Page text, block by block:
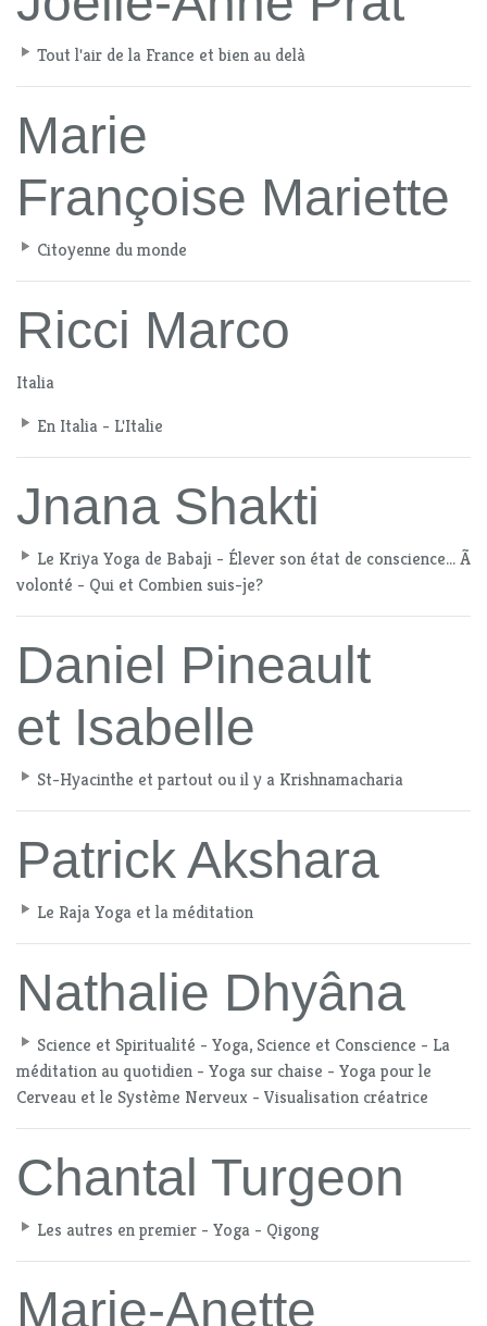
Tout l'air de la France et bien au delà
Marie
Françoise Mariette
Citoyenne du monde
Ricci Marco
Italia
En Italia - L'Italie
Jnana Shakti
Le Kriya Yoga de Babaji - Élever son état de conscience... Ã
volonté - Qui et Combien suis-je?
Daniel Pineault
et Isabelle
St-Hyacinthe et partout ou il y a Krishnamacharia
Patrick Akshara
Le Raja Yoga et la méditation
Nathalie Dhyâna
Science et Spiritualité - Yoga, Science et Conscience - La
méditation au quotidien - Yoga sur chaise - Yoga pour le
Cerveau et le Système Nerveux - Visualisation créatrice
Chantal Turgeon
Les autres en premier - Yoga - Qigong
Marie-Anette